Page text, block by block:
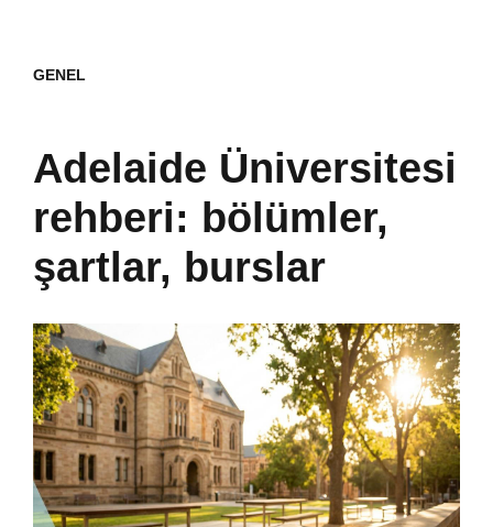
GENEL
Adelaide Üniversitesi
rehberi: bölümler,
şartlar, burslar